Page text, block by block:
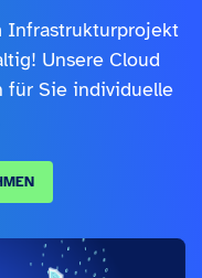
Infrastrukturprojekt
Unsere Cloud
für Sie individuelle